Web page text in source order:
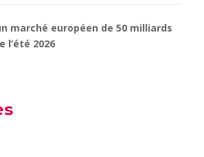
marché européen de 50 milliards
l’été 2026